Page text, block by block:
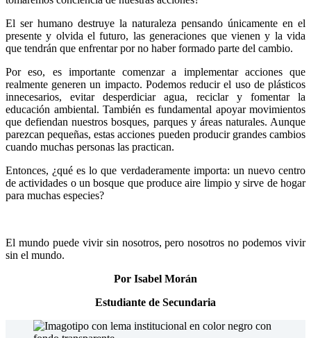
El ser humano destruye la naturaleza pensando únicamente en el
presente y olvida el futuro, las generaciones que vienen y la vida
que tendrán que enfrentar por no haber formado parte del cambio.
Por eso, es importante comenzar a implementar acciones que
realmente generen un impacto. Podemos reducir el uso de plásticos
innecesarios, evitar desperdiciar agua, reciclar y fomentar la
educación ambiental. También es fundamental apoyar movimientos
que defiendan nuestros bosques, parques y áreas naturales. Aunque
parezcan pequeñas, estas acciones pueden producir grandes cambios
cuando muchas personas las practican.
Entonces, ¿qué es lo que verdaderamente importa: un nuevo centro
de actividades o un bosque que produce aire limpio y sirve de hogar
para muchas especies?
El mundo puede vivir sin nosotros, pero nosotros no podemos vivir
sin el mundo.
Por Isabel Morán
Estudiante de Secundaria